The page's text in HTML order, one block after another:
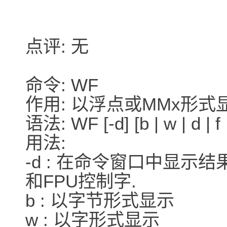
点评: 无
命令: WF
作用: 以浮点或MMx形式
语法: WF [-d] [b | w | d | f
用法:
-d : 在命令窗口中显示结
和FPU控制字.
b : 以字节形式显示
w : 以字形式显示